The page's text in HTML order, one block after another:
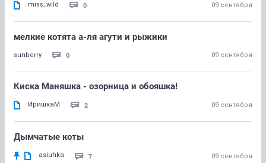
miss_wild 0 09 сентября
мелкие котята а-ля агути и рыжики
sunberry 0 09 сентября
Киска Маняшка - озорница и обояшка!
ИришкаМ 2 09 сентября
Дымчатые коты
asiuhka 7 09 сентября